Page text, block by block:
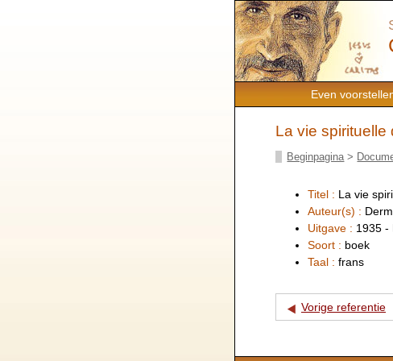
Even
La vie spirituelle
Beginpagina >
Titel : La vie
Auteur(s) :
Uitgave : 1935 -
Soort : boek
Taal : frans
Vorige referentie